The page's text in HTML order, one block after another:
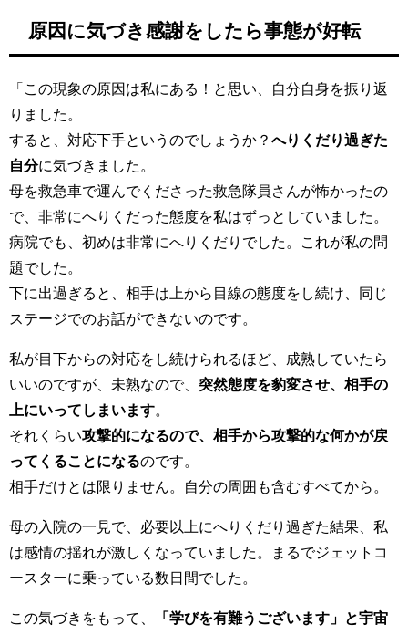
原因に気づき感謝をしたら事態が好転
「この現象の原因は私にある！と思い、自分自身を振り返
りました。
すると、対応下手というのでしょうか？ へりくだり過ぎた
自分に気づきました。
母を救急車で運んでくださった救急隊員さんが怖かったの
で、非常にへりくだった態度を私はずっとしていました。
病院でも、初めは非常にへりくだりでした。これが私の問
題でした。
下に出過ぎると、相手は上から目線の態度をし続け、同じ
ステージでのお話ができないのです。
私が目下からの対応をし続けられるほど、成熟していたら
いいのですが、未熟なので、 突然態度を豹変させ、相手の
上にいってしまいます。
それくらい攻撃的になるので、相手から攻撃的な何かが戻
ってくることになるのです。
相手だけとは限りません。自分の周囲も含むすべてから。
母の入院の一見で、必要以上にへりくだり過ぎた結果、私
は感情の揺れが激しくなっていました。まるでジェットコ
ースターに乗っている数日間でした。
この気づきをもって、
「学びを有難うございます」と宇宙